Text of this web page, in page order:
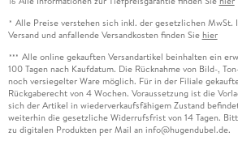
* Alle Preise verstehen sich inkl. der gesetzlichen MwSt.
Versand und anfallende Versandkosten finden Sie hier
*** Alle online gekauften Versandartikel beinhalten ein
100 Tagen nach Kaufdatum. Die Rücknahme von Bild-,
noch versiegelter Ware möglich. Für in der Filiale
Rückgaberecht von 4 Wochen. Voraussetzung ist die
sich der Artikel in wiederverkaufsfähigem Zustand
weiterhin die gesetzliche Widerrufsfrist von 14 Tagen.
zu digitalen Produkten per Mail an info@hugendubel.de.